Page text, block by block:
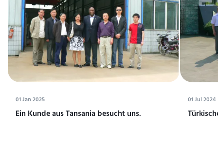
01 Jan 2025
Ein Kunde aus Tansania besucht uns.
01 Jul 2024